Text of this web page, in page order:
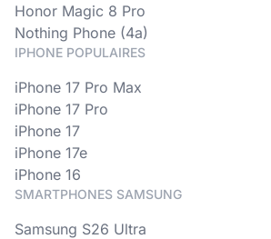
Honor Magic 8 Pro
Nothing Phone (4a)
IPHONE POPULAIRES
iPhone 17 Pro Max
iPhone 17 Pro
iPhone 17
iPhone 17e
iPhone 16
SMARTPHONES SAMSUNG
Samsung S26 Ultra